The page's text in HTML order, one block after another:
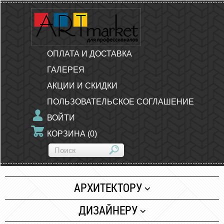
ОПЛАТА И ДОСТАВКА
ГАЛЕРЕЯ
АКЦИИ И СКИДКИ
ПОЛЬЗОВАТЕЛЬСКОЕ СОГЛАШЕНИЕ
ВОЙТИ
КОРЗИНА (0)
АРХИТЕКТОРУ
Бумага
ДИЗАЙНЕРУ